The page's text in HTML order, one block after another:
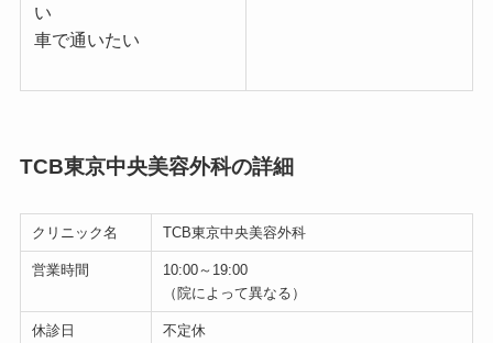
い
車で通いたい
TCB東京中央美容外科の詳細
クリニック名 TCB東京中央美容外科
営業時間
10:00～19:00
（院によって異なる）
休診日
不定休